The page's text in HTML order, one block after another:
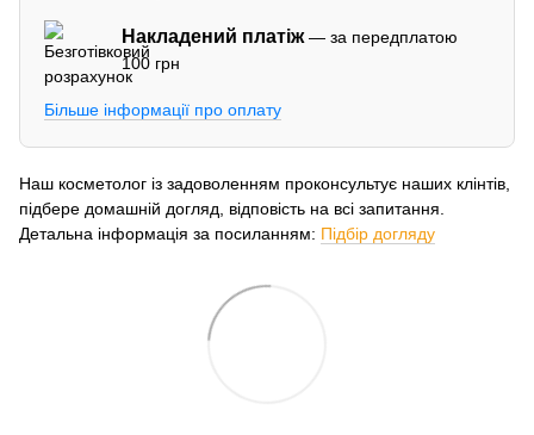
Накладений платіж— за передплатою
100 грн
Більше інформації про оплату
Наш косметолог із задоволенням проконсультує наших клінтів,
підбере домашній догляд, відповість на всі запитання.
Детальна інформація за посиланням: Підбір догляду